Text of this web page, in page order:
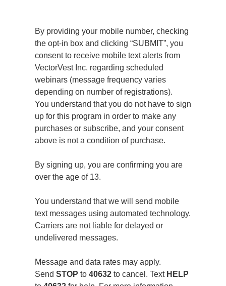
By providing your mobile number, checking
the opt-in box and clicking “SUBMIT”, you
consent to receive mobile text alerts from
VectorVest Inc. regarding scheduled
webinars (message frequency varies
depending on number of registrations).
You understand that you do not have to sign
up for this program in order to make any
purchases or subscribe, and your consent
above is not a condition of purchase.
By signing up, you are confirming you are
over the age of 13.
You understand that we will send mobile
text messages using automated technology.
Carriers are not liable for delayed or
undelivered messages.
Message and data rates may apply.
Send STOP to 40632 to cancel. Text HELP